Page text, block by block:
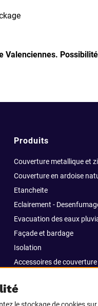
Valenciennes.
Produits
Couverture metallique et
Couverture en ardoise
Etancheite
Eclairement -
Evacuation des eaux
Façade et bardage
Isolation
Accessoires de
Outillage et sécurité